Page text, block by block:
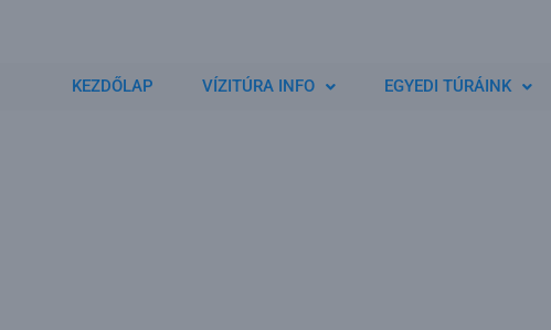
KEZDŐLAP VÍZITÚRA INFO EGYEDI TÚRÁINK